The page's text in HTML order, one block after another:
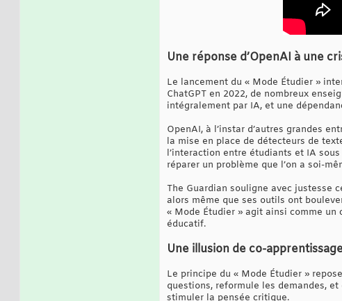
Une réponse d’OpenAI à une
Le lancement du « Mode Étudier »
ChatGPT en 2022, de nombreux
intégralement par IA, et une
OpenAI, à l’instar d’autres grandes
la mise en place de détecteurs de
l’interaction entre étudiants et IA
réparer un problème que l’on a soi-
The Guardian souligne avec justesse
alors même que ses outils ont
« Mode Étudier » agit ainsi comme
éducatif.
Une illusion de co-
Le principe du « Mode Étudier »
questions, reformule les demandes, et
stimuler la pensée critique.